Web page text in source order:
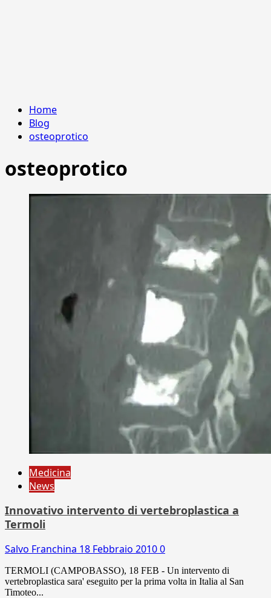
Home
Blog
osteoprotico
osteoprotico
Medicina
News
Innovativo intervento di vertebroplastica a
Termoli
Salvo Franchina 18 Febbraio 20100
TERMOLI (CAMPOBASSO), 18 FEB - Un intervento di
vertebroplastica sara' eseguito per la prima volta in Italia al San
Timoteo...